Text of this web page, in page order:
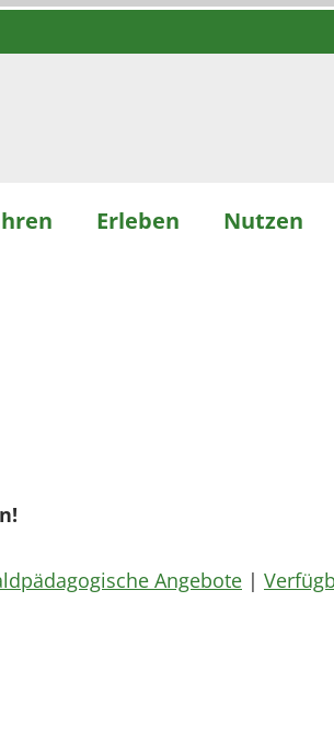
Erleben Nutzen
Angebote |